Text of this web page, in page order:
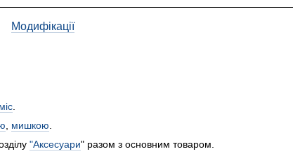
Модифікації
.
, мишкою.
"Аксесуари" разом з основним товаром.